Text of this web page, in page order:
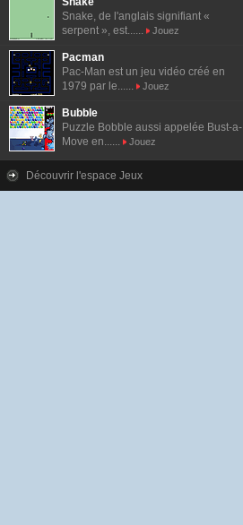
Snake, de l'anglais signifiant «
serpent », est......
Jouez
Pacman
Pac-Man est un jeu vidéo créé en
1979 par le......
Jouez
Bubble
Puzzle Bobble aussi appelée Bust-a-
Move en......
Jouez
Découvrir l'espace Jeux